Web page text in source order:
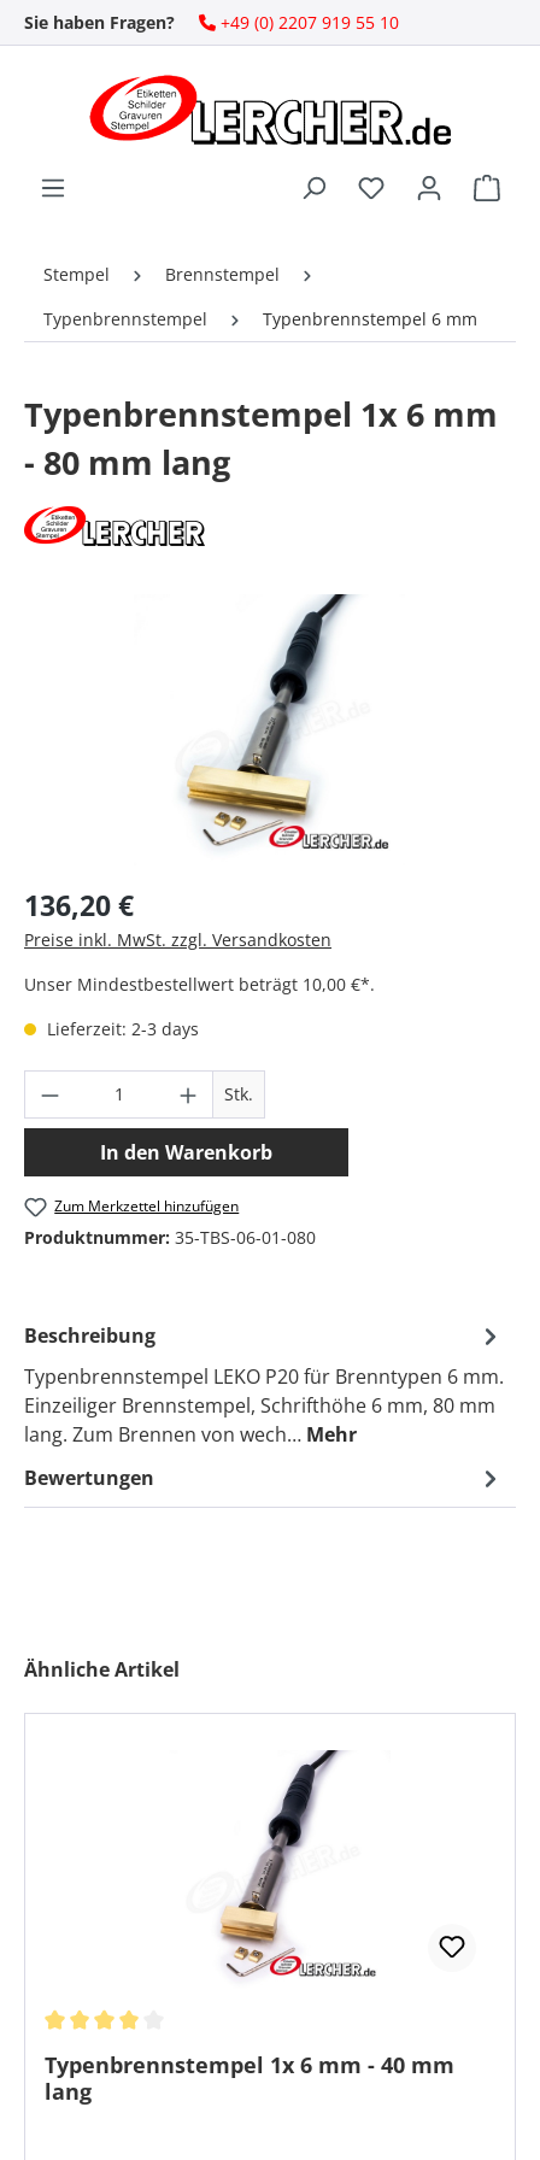
Zum Hauptinhalt springen
Sie haben Fragen? +49 (0) 2207 919 55 10
Stempel
Brennstempel
Typenbrennstempel
Typenbrennstempel 6 mm
Typenbrennstempel 1x 6 mm
- 80 mm lang
Regulärer Preis:
136,20 €
Preise inkl. MwSt. zzgl. Versandkosten
Unser Mindestbestellwert beträgt 10,00 €*.
Lieferzeit: 2-3 days
Produkt Anzahl: Gib den gewünschten
Stk.
In den Warenkorb
Zum Merkzettel hinzufügen
Produktnummer: 35-TBS-06-01-080
Beschreibung
Typenbrennstempel LEKO P20 für Brenntypen 6 mm.
Einzeiliger Brennstempel, Schrifthöhe 6 mm, 80 mm
lang. Zum Brennen von wech… Mehr
Bewertungen
Produktgalerie überspringen
Ähnliche Artikel
Typenbrennstempel 1x 6 mm - 40 mm
lang